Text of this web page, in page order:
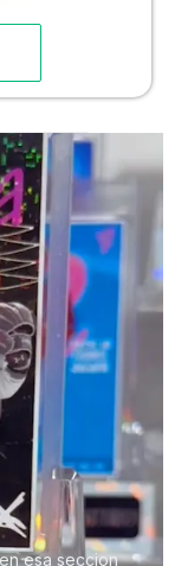
esa seccion